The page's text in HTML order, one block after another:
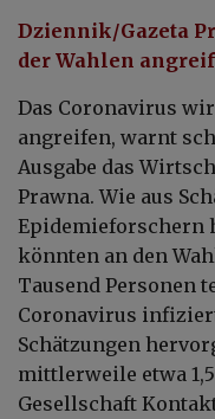
Dziennik/Gazeta
der Wahlen
Das Coronavirus
angreifen, warnt
Ausgabe das
Prawna. Wie aus
Epidemieforschern
könnten an den
Tausend Personen
Coronavirus
Schätzungen
mittlerweile etwa
Gesellschaft